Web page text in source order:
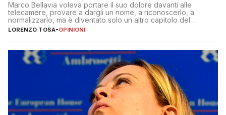
Marco Bellavia voleva portare il suo dolore davanti alle
telecamere, provare a dargli un nome, a riconoscerlo, a
normalizzarlo, ma è diventato solo un altro capitolo del
copione
LORENZO TOSA-OPINIONI